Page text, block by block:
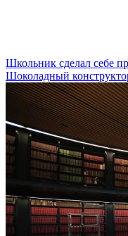
Школьник сделал себе
Шоколадный